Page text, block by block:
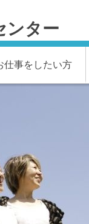
ンター
仕事をしたい方